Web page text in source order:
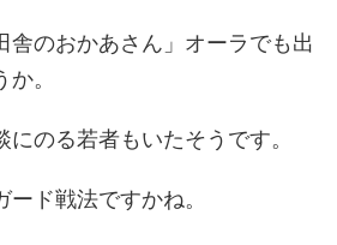
舎のおかあさん」オーラでも出
。
のる若者もいたそうです。
ド戦法ですかね。